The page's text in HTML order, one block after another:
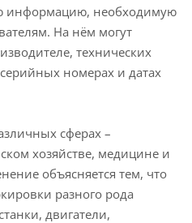
информацию, необходимую
На нём могут
технических
номерах и датах
сферах –
хозяйстве, медицине и
объясняется тем, что
разного рода
двигатели,